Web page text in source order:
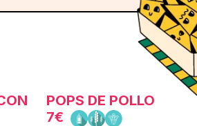
POPS DE POLLO
7€